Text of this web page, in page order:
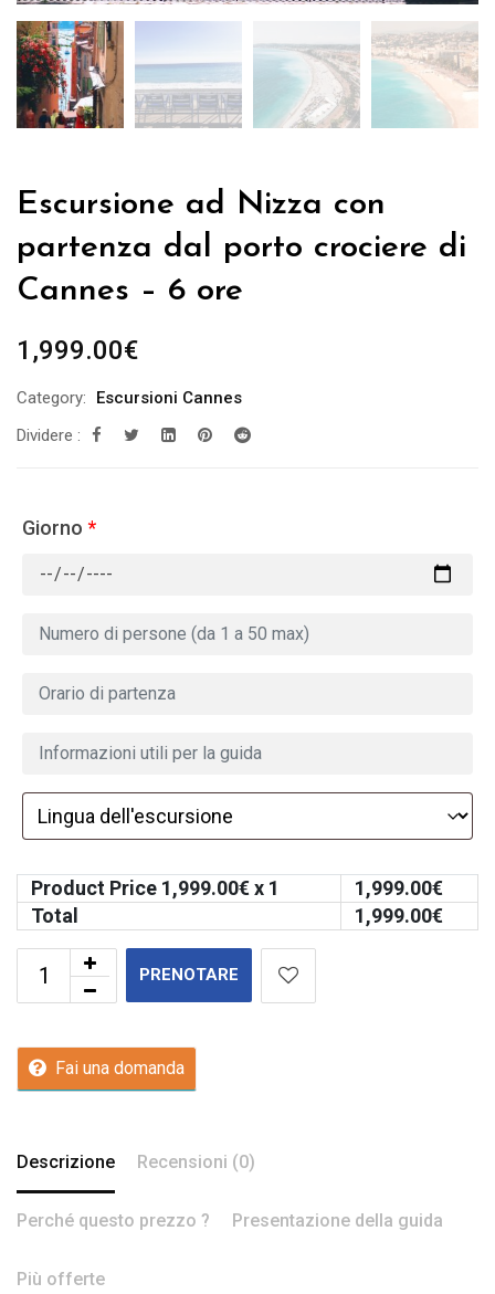
Escursione ad Nizza con
partenza dal porto crociere di
Cannes – 6 ore
1,999.00€
Category:
Escursioni Cannes
Dividere :
Giorno *
Product Price 1,999.00€ x 1 1,999.00€
Total
1,999.00€
PRENOTARE
Fai una domanda
Descrizione Recensioni (0)
Perché questo prezzo ? Presentazione della guida
Più offerte